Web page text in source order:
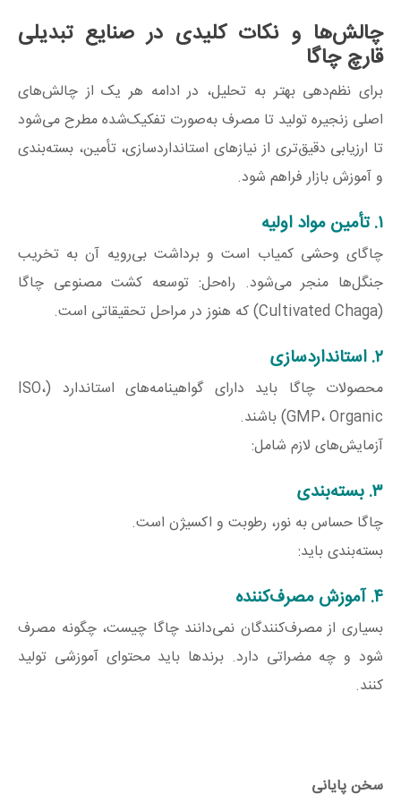
چالش‌ها و نکات کلیدی در صنایع تبدیلی
قارچ چاگا
برای نظم‌دهی بهتر به تحلیل، در ادامه هر یک از چالش‌های
اصلی زنجیره تولید تا مصرف به‌صورت تفکیک‌شده مطرح می‌شود
تا ارزیابی دقیق‌تری از نیازهای استانداردسازی، تأمین، بسته‌بندی
و آموزش بازار فراهم شود.
۱. تأمین مواد اولیه
چاگای وحشی کمیاب است و برداشت بی‌رویه آن به تخریب
جنگل‌ها منجر می‌شود. راه‌حل: توسعه کشت مصنوعی چاگا
(Cultivated Chaga) که هنوز در مراحل تحقیقاتی است.
۲. استانداردسازی
محصولات چاگا باید دارای گواهینامه‌های استاندارد (ISO،
GMP، Organic) باشند.
آزمایش‌های لازم شامل:
۳. بسته‌بندی
چاگا حساس به نور، رطوبت و اکسیژن است.
بسته‌بندی باید:
۴. آموزش مصرف‌کننده
بسیاری از مصرف‌کنندگان نمی‌دانند چاگا چیست، چگونه مصرف
شود و چه مضراتی دارد. برندها باید محتوای آموزشی تولید
کنند.
سخن پایانی